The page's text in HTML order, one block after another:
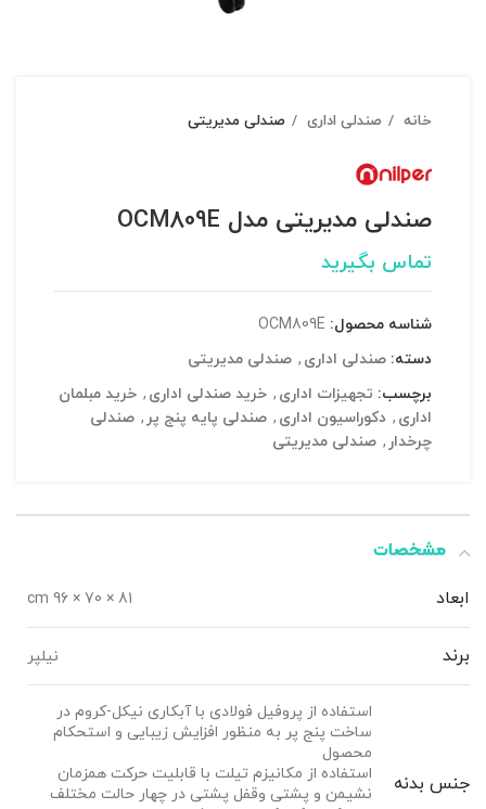
خانه صندلی اداری صندلی مدیریتی
صندلی مدیریتی مدل OCM809E
تماس بگیرید
شناسه محصول: OCM809E
دسته: صندلی اداری , صندلی مدیریتی
برچسب: تجهیزات اداری , خرید صندلی اداری , خرید مبلمان
اداری , دکوراسیون اداری , صندلی پایه پنج پر , صندلی
چرخدار , صندلی مدیریتی
مشخصات
ابعاد 81 × 70 × 96 cm
برند نیلپر
جنس بدنه
استفاده از پروفیل فولادی با آبکاری نیکل-کروم در
ساخت پنج پر به منظور افزایش زیبایی و استحکام
محصول
استفاده از مکانیزم تیلت با قابلیت حرکت همزمان
نشیمن و پشتی وقفل پشتی در چهار حالت مختلف